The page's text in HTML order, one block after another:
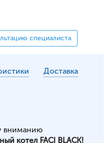
специалиста
Доставка
вниманию
котел FACI BLACK!